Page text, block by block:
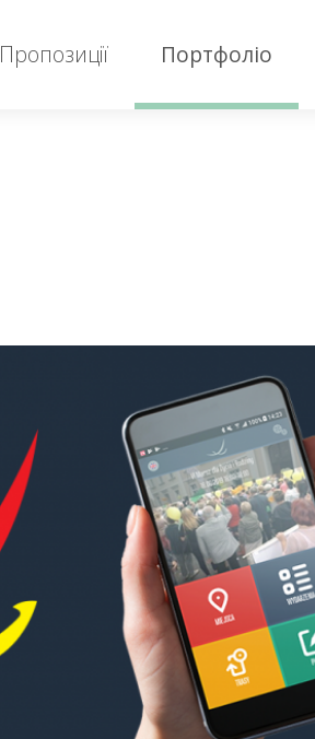
Пропозиції Портфоліо